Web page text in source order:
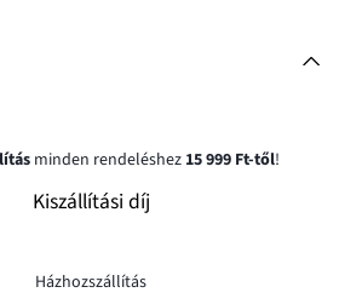
minden rendeléshez 15 999 Ft-től!
Kiszállítási díj
Házhozszállítás